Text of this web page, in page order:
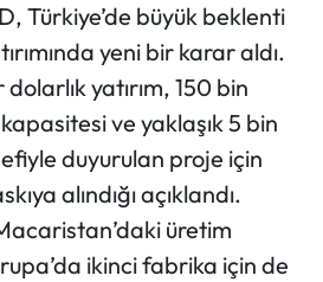
Türkiye’de büyük beklenti
yeni bir karar aldı.
yatırım, 150 bin
kapasitesi ve yaklaşık 5 bin
duyurulan proje için
alındığı açıklandı.
üretim
ikinci fabrika için de